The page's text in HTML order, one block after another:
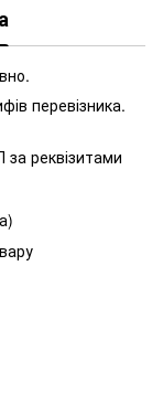
перевізника.
реквізитами